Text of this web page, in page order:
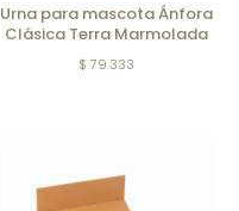
Urna para mascota Ánfora
Clásica Terra Marmolada
Talla L (5 uds)
$ 79.333